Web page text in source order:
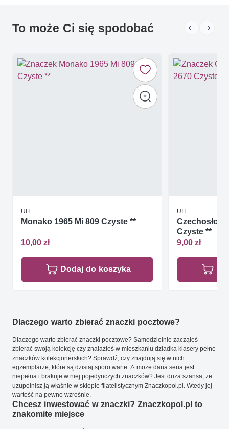
To może Ci się spodobać
UIT
Monako 1965 Mi 809 Czyste **
10,00 zł
Dodaj do koszyka
UIT
Czyste **
9,00 zł
Dlaczego warto zbierać znaczki pocztowe?
Dlaczego warto zbierać znaczki pocztowe? Samodzielnie zacząłeś
zbierać swoją kolekcję czy znalazłeś w mieszkaniu dziadka klasery pełne
znaczków kolekcjonerskich? Sprawdź, czy znajdują się w nich
egzemplarze, które są dzisiaj sporo warte. A może dana seria jest
niepełna i brakuje w niej pojedynczych znaczków? Jest duża szansa, że
uzupełnisz ją właśnie w sklepie filatelistycznym Znaczkopol.pl. Wtedy jej
wartość na pewno wzrośnie.
Chcesz inwestować w znaczki? Znaczkopol.pl to
znakomite miejsce